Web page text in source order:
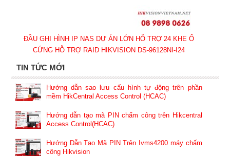
ĐẦU GHI HÌNH IP NAS DỰ ÁN LỚN HỖ TRỢ 24 KHE Ổ
CỨNG HỖ TRỢ RAID HIKVISION DS-96128NI-I24
TIN TỨC MỚI
Hướng dẫn sao lưu cấu hình tự động trên phần
mềm HikCentral Access Control (HCAC)
Hướng dẫn tạo mã PIN chấm công trên Hikcentral
Access Control(HCAC)
Hướng Dẫn Tạo Mã PIN Trên Ivms4200 máy chấm
công Hikvision